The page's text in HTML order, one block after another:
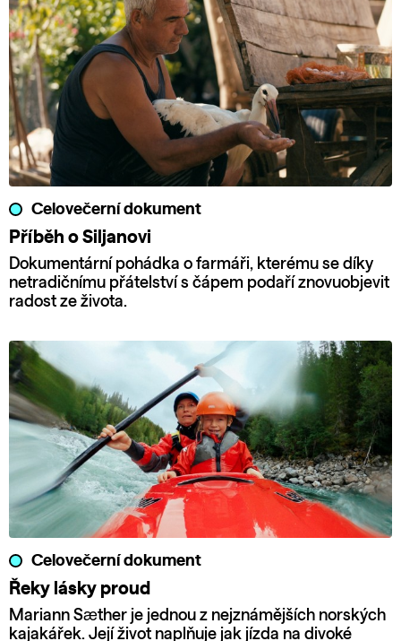
Celovečerní dokument
Příběh o Siljanovi
Dokumentární pohádka o farmáři, kterému se díky
netradičnímu přátelství s čápem podaří znovuobjevit
radost ze života.
Celovečerní dokument
Řeky lásky proud
Mariann Sæther je jednou z nejznámějších norských
kajakářek. Její život naplňuje jak jízda na divoké